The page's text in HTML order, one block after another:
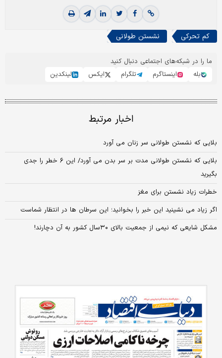
کم تحرکی نشستن طولانی
ما را در شبکه‌های اجتماعی دنبال کنید
بله
اینستاگرم تلگرام ایکس لینکدین
اخبار مرتبط
بلایی که نشستن طولانی سر زنان می‌ آورد
بلایی که نشستن طولانی مدت بر سر بدن می آورد/ این ۶ خطر را جدی
بگیرید
خطرات زیاد نشستن برای مغز
اگر زیاد می نشینید این خبر را بخوانید؛ این سرطان ها در انتظار شماست
مشکل شایعی که نیمی از جمعیت بالای ۳۰سال کشور به آن دچارند!